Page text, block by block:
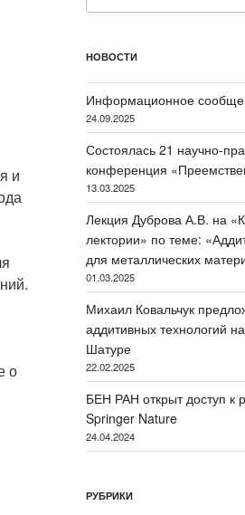
и
о
НОВОСТИ
Информационное
24.09.2025
Состоялась 21 научно-
конференция
13.03.2025
Лекция Дуброва А.В. на
лектории» по теме:
для металлических
01.03.2025
Михаил Ковальчук
аддитивных технологий
Шатуре
22.02.2025
БЕН РАН открыт доступ к
Springer Nature
24.04.2024
РУБРИКИ